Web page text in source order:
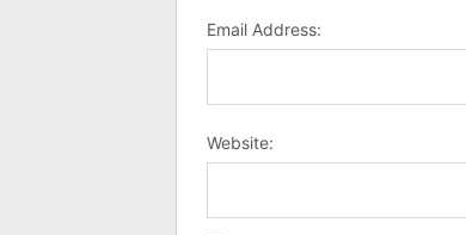
Email Address:
Website: